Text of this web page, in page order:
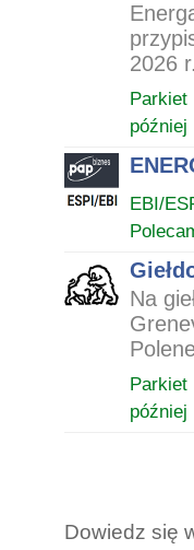
2026
Parkiet
później
EBI/
Na
Parkiet
później
Dowiedz się